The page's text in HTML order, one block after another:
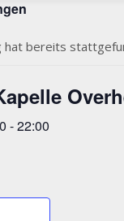
hat bereits
-22:00